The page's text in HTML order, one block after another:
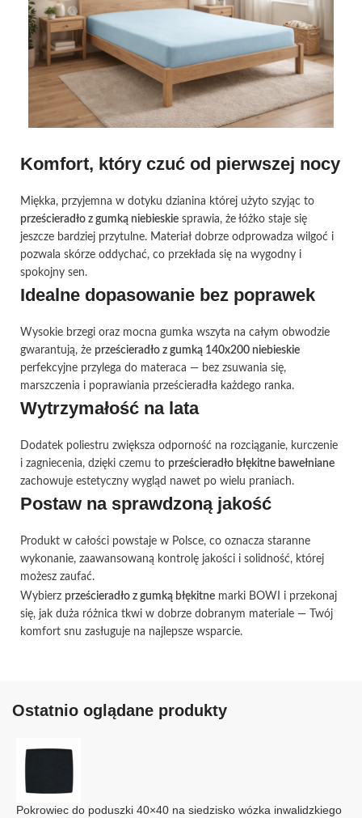
Komfort, który czuć od pierwszej nocy
Miękka, przyjemna w dotyku dzianina której użyto szyjąc to
prześcieradło z gumką niebieskie sprawia, że łóżko staje się
jeszcze bardziej przytulne. Materiał dobrze odprowadza wilgoć i
pozwala skórze oddychać, co przekłada się na wygodny i
spokojny sen.
Idealne dopasowanie bez poprawek
Wysokie brzegi oraz mocna gumka wszyta na całym obwodzie
gwarantują, że prześcieradło z gumką 140x200 niebieskie
perfekcyjne przylega do materaca — bez zsuwania się,
marszczenia i poprawiania prześcieradła każdego ranka.
Wytrzymałość na lata
Dodatek poliestru zwiększa odporność na rozciąganie, kurczenie
i zagniecenia, dzięki czemu to prześcieradło błękitne bawełniane
zachowuje estetyczny wygląd nawet po wielu praniach.
Postaw na sprawdzoną jakość
Produkt w całości powstaje w Polsce, co oznacza staranne
wykonanie, zaawansowaną kontrolę jakości i solidność, której
możesz zaufać.
Wybierz prześcieradło z gumką błękitne marki BOWI i przekonaj
się, jak duża różnica tkwi w dobrze dobranym materiale — Twój
komfort snu zasługuje na najlepsze wsparcie.
Ostatnio oglądane produkty
Pokrowiec do poduszki 40×40 na siedzisko wózka inwalidzkiego